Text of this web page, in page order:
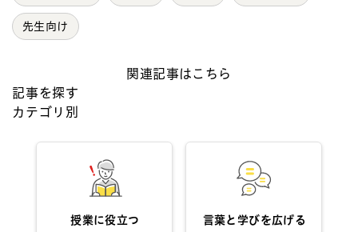
先生向け
関連記事はこちら
記事を探す
カテゴリ別
授業に役立つ 言葉と学びを広げる